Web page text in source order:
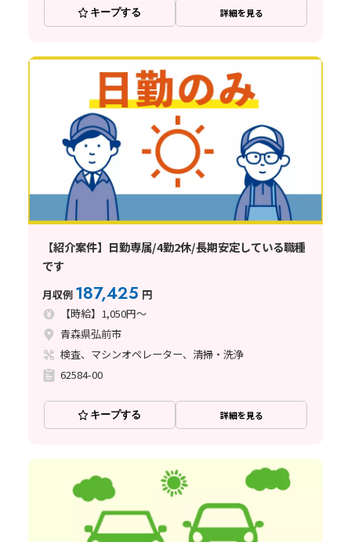
キープする 詳細を見る
【紹介案件】日勤専属/4勤2休/長期安定している職種
です
月収例 187,425 円
【時給】1,050円～
青森県弘前市
検査、マシンオペレーター、清掃・洗浄
62584-00
キープする 詳細を見る